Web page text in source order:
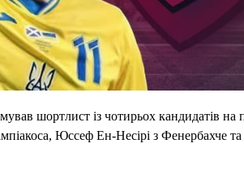
шортлист із чотирьох кандидатів на
Юссеф Ен-Несірі з Фенербахче